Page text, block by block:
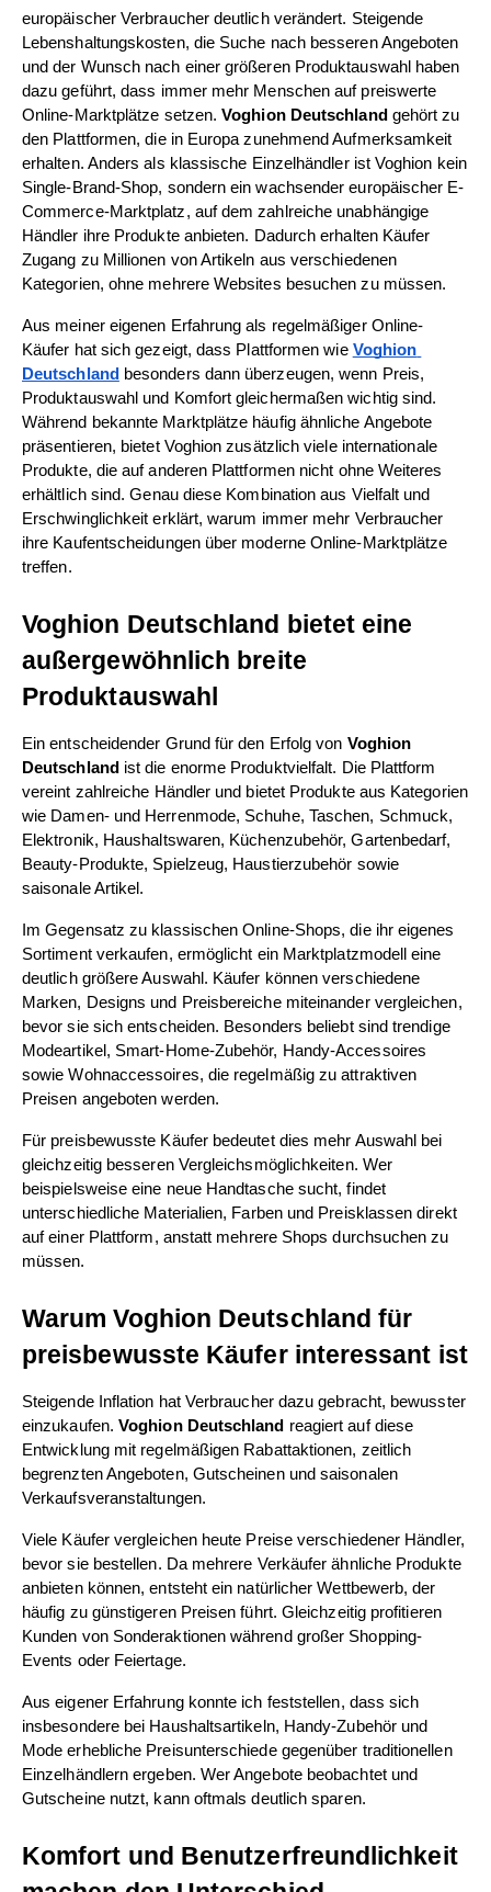
europäischer Verbraucher deutlich verändert. Steigende
Lebenshaltungskosten, die Suche nach besseren Angeboten
und der Wunsch nach einer größeren Produktauswahl haben
dazu geführt, dass immer mehr Menschen auf preiswerte
Online-Marktplätze setzen. Voghion Deutschland gehört zu
den Plattformen, die in Europa zunehmend Aufmerksamkeit
erhalten. Anders als klassische Einzelhändler ist Voghion kein
Single-Brand-Shop, sondern ein wachsender europäischer E-
Commerce-Marktplatz, auf dem zahlreiche unabhängige
Händler ihre Produkte anbieten. Dadurch erhalten Käufer
Zugang zu Millionen von Artikeln aus verschiedenen
Kategorien, ohne mehrere Websites besuchen zu müssen.
Aus meiner eigenen Erfahrung als regelmäßiger Online-
Käufer hat sich gezeigt, dass Plattformen wie Voghion
Deutschland besonders dann überzeugen, wenn Preis,
Produktauswahl und Komfort gleichermaßen wichtig sind.
Während bekannte Marktplätze häufig ähnliche Angebote
präsentieren, bietet Voghion zusätzlich viele internationale
Produkte, die auf anderen Plattformen nicht ohne Weiteres
erhältlich sind. Genau diese Kombination aus Vielfalt und
Erschwinglichkeit erklärt, warum immer mehr Verbraucher
ihre Kaufentscheidungen über moderne Online-Marktplätze
treffen.
Voghion Deutschland bietet eine
außergewöhnlich breite
Produktauswahl
Ein entscheidender Grund für den Erfolg von Voghion
Deutschland ist die enorme Produktvielfalt. Die Plattform
vereint zahlreiche Händler und bietet Produkte aus Kategorien
wie Damen- und Herrenmode, Schuhe, Taschen, Schmuck,
Elektronik, Haushaltswaren, Küchenzubehör, Gartenbedarf,
Beauty-Produkte, Spielzeug, Haustierzubehör sowie
saisonale Artikel.
Im Gegensatz zu klassischen Online-Shops, die ihr eigenes
Sortiment verkaufen, ermöglicht ein Marktplatzmodell eine
deutlich größere Auswahl. Käufer können verschiedene
Marken, Designs und Preisbereiche miteinander vergleichen,
bevor sie sich entscheiden. Besonders beliebt sind trendige
Modeartikel, Smart-Home-Zubehör, Handy-Accessoires
sowie Wohnaccessoires, die regelmäßig zu attraktiven
Preisen angeboten werden.
Für preisbewusste Käufer bedeutet dies mehr Auswahl bei
gleichzeitig besseren Vergleichsmöglichkeiten. Wer
beispielsweise eine neue Handtasche sucht, findet
unterschiedliche Materialien, Farben und Preisklassen direkt
auf einer Plattform, anstatt mehrere Shops durchsuchen zu
müssen.
Warum Voghion Deutschland für
preisbewusste Käufer interessant ist
Steigende Inflation hat Verbraucher dazu gebracht, bewusster
einzukaufen. Voghion Deutschland reagiert auf diese
Entwicklung mit regelmäßigen Rabattaktionen, zeitlich
begrenzten Angeboten, Gutscheinen und saisonalen
Verkaufsveranstaltungen.
Viele Käufer vergleichen heute Preise verschiedener Händler,
bevor sie bestellen. Da mehrere Verkäufer ähnliche Produkte
anbieten können, entsteht ein natürlicher Wettbewerb, der
häufig zu günstigeren Preisen führt. Gleichzeitig profitieren
Kunden von Sonderaktionen während großer Shopping-
Events oder Feiertage.
Aus eigener Erfahrung konnte ich feststellen, dass sich
insbesondere bei Haushaltsartikeln, Handy-Zubehör und
Mode erhebliche Preisunterschiede gegenüber traditionellen
Einzelhändlern ergeben. Wer Angebote beobachtet und
Gutscheine nutzt, kann oftmals deutlich sparen.
Komfort und Benutzerfreundlichkeit